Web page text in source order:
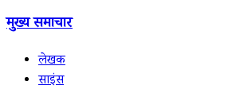
मुख्य समाचार
लेखक
साइंस